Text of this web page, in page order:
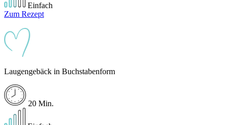
Einfach
Zum Rezept
Laugengebäck in Buchstabenform
20 Min.